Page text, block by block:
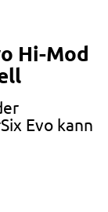
Hi-Mod
Evo kann